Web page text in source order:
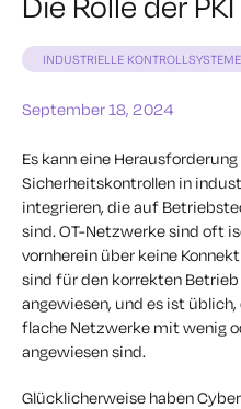
INDUSTRIELLE
September 18, 2024
Es kann eine
Sicherheitskontrollen in
integrieren, die auf
sind. OT-Netzwerke sind oft
vornherein über keine
sind für den korrekten
angewiesen, und es ist
flache Netzwerke mit wenig
angewiesen sind.
Glücklicherweise haben